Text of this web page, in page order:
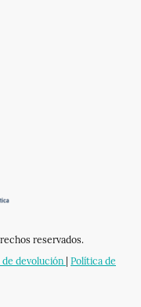
reservados.
de devolución
Política de